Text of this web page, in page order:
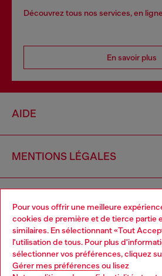
Pour vous offrir une meilleure
cookies de première et de tierce partie
similaires. En sélectionnant «Tout
l'utilisation de tous. Pour plus
sélectionner vos préférences, cliquez
Gérer mes préférences ou lisez
Découvrez tous nos services, en
En savoir plus
AIDE
MENTIONS LÉGALES
CORPORATE
Choose your location
You are currently browsing Suisse